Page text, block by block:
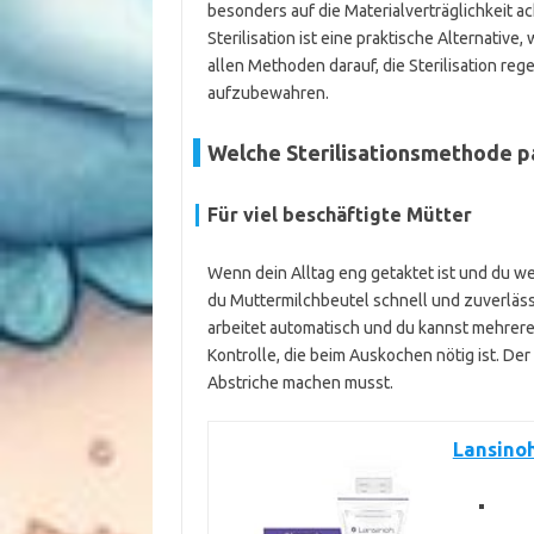
besonders auf die Materialverträglichkeit
Sterilisation ist eine praktische Alternative,
allen Methoden darauf, die Sterilisation
aufzubewahren.
Welche Sterilisationsmethode
Für viel beschäftigte Mütter
Wenn dein Alltag eng getaktet ist und du
du Muttermilchbeutel schnell und
arbeitet automatisch und du kannst
Kontrolle, die beim Auskochen nötig ist.
Abstriche machen musst.